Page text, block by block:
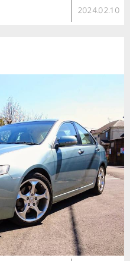
2024.02.10